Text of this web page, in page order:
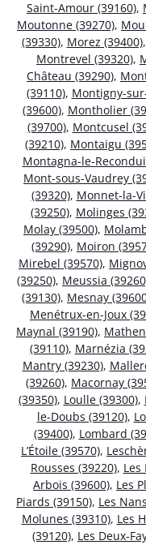
Saint-Amour (39160),
Moutonne (39270),
(39330), Morez (39400),
Montrevel (39320),
Château (39290),
(39110), Montigny-
(39600), Montholier
(39700), Montcusel
(39210), Montaigu
Montagna-le-
Mont-sous-Vaudrey
(39320), Monnet-la-
(39250), Molinges
Molay (39500),
(39290), Moiron
Mirebel (39570),
(39250), Meussia
(39130), Mesnay
Menétrux-en-Joux
Maynal (39190),
(39110), Marnézia
Mantry (39230),
(39260), Macornay
(39350), Loulle (39300),
le-Doubs (39120),
(39400), Lombard
L’Étoile (39570),
Rousses (39220), Les
Arbois (39600), Les
Piards (39150), Les
Molunes (39310), Les
(39120), Les Deux-